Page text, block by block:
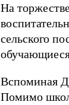
На
сельского
Вспоминая
Помимо